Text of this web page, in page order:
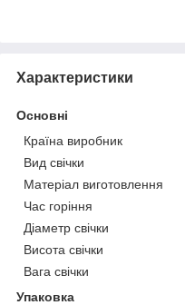
Характеристики
Основні
Країна виробник
Вид свічки
Матеріал виготовлення
Час горіння
Діаметр свічки
Висота свічки
Вага свічки
Упаковка